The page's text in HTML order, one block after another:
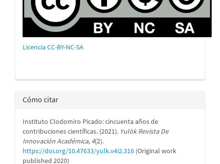
Licencia CC-BY-NC-SA
Cómo citar
Instituto Clodomiro Picado: cincuenta años de
contribuciones científicas. (2021). Yulök Revista De
Innovación Académica, 4(2).
https://doi.org/10.47633/yulk.v4i2.316 (Original work
published 2020)